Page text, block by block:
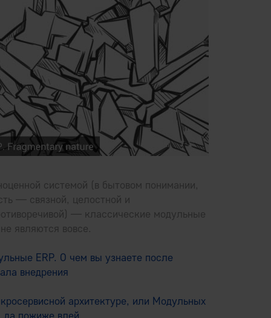
системой (в бытовом понимании,
— связной, целостной и
— классические модульные
являются вовсе.
ERP. О чем вы узнаете после
внедрения
архитектуре, или Модульных
пожиже влей